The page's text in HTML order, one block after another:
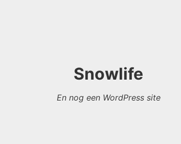
Snowlife
En nog een WordPress site